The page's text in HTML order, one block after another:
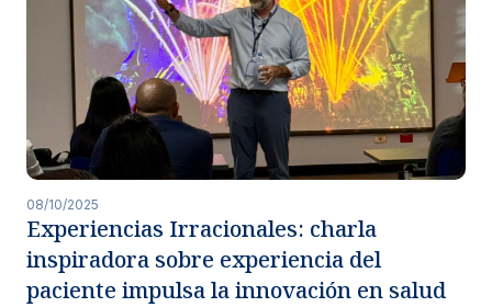
08/10/2025
Experiencias Irracionales: charla
inspiradora sobre experiencia del
paciente impulsa la innovación en salud